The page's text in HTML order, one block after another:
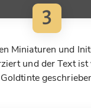
3
Miniaturen und
und der Text
Goldtinte